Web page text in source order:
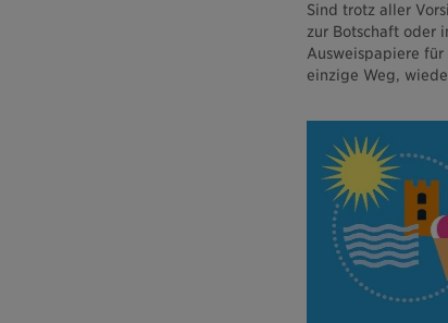
Sind trotz aller
zur Botschaft oder
Ausweispapiere
einzige Weg,